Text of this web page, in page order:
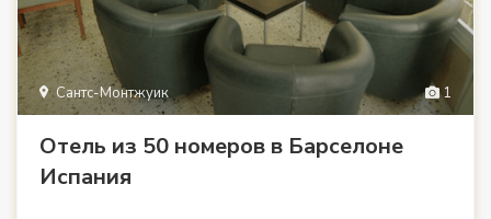
1
Сантс-Монтжуик
Отель из 50 номеров в Барселоне
Испания